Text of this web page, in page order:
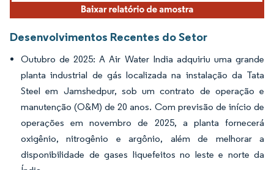
Desenvolvimentos Recentes do Setor
Outubro de 2025: A Air Water India adquiriu uma grande
planta industrial de gás localizada na instalação da Tata
Steel em Jamshedpur, sob um contrato de operação e
manutenção (O&M) de 20 anos. Com previsão de início de
operações em novembro de 2025, a planta fornecerá
oxigênio, nitrogênio e argônio, além de melhorar a
disponibilidade de gases liquefeitos no leste e norte da